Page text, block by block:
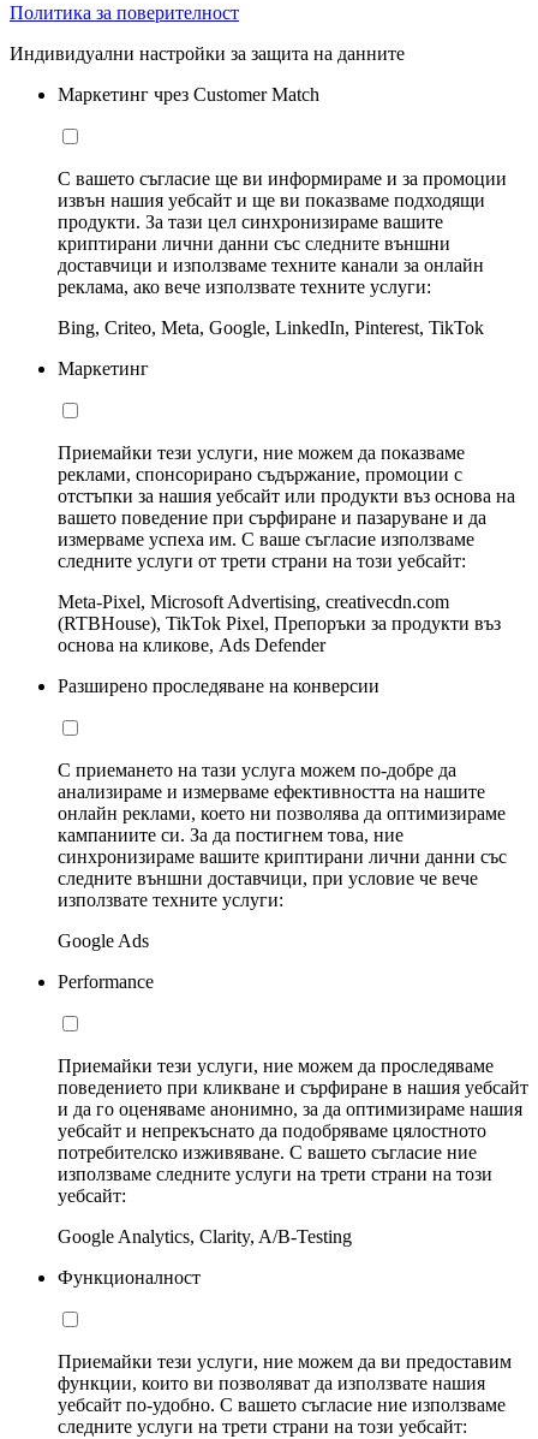
Политика за поверителност
Индивидуални настройки за защита на данните
Маркетинг чрез Customer Match
С вашето съгласие ще ви информираме и за промоции
извън нашия уебсайт и ще ви показваме подходящи
продукти. За тази цел синхронизираме вашите
криптирани лични данни със следните външни
доставчици и използваме техните канали за онлайн
реклама, ако вече използвате техните услуги:
Bing, Criteo, Meta, Google, LinkedIn, Pinterest, TikTok
Маркетинг
Приемайки тези услуги, ние можем да показваме
реклами, спонсорирано съдържание, промоции с
отстъпки за нашия уебсайт или продукти въз основа на
вашето поведение при сърфиране и пазаруване и да
измерваме успеха им. С ваше съгласие използваме
следните услуги от трети страни на този уебсайт:
Meta-Pixel, Microsoft Advertising, creativecdn.com
(RTBHouse), TikTok Pixel, Препоръки за продукти въз
основа на кликове, Ads Defender
Разширено проследяване на конверсии
С приемането на тази услуга можем по-добре да
анализираме и измерваме ефективността на нашите
онлайн реклами, което ни позволява да оптимизираме
кампаниите си. За да постигнем това, ние
синхронизираме вашите криптирани лични данни със
следните външни доставчици, при условие че вече
използвате техните услуги:
Google Ads
Performance
Приемайки тези услуги, ние можем да проследяваме
поведението при кликване и сърфиране в нашия уебсайт
и да го оценяваме анонимно, за да оптимизираме нашия
уебсайт и непрекъснато да подобряваме цялостното
потребителско изживяване. С вашето съгласие ние
използваме следните услуги на трети страни на този
уебсайт:
Google Analytics, Clarity, A/B-Testing
Функционалност
Приемайки тези услуги, ние можем да ви предоставим
функции, които ви позволяват да използвате нашия
уебсайт по-удобно. С вашето съгласие ние използваме
следните услуги на трети страни на този уебсайт: